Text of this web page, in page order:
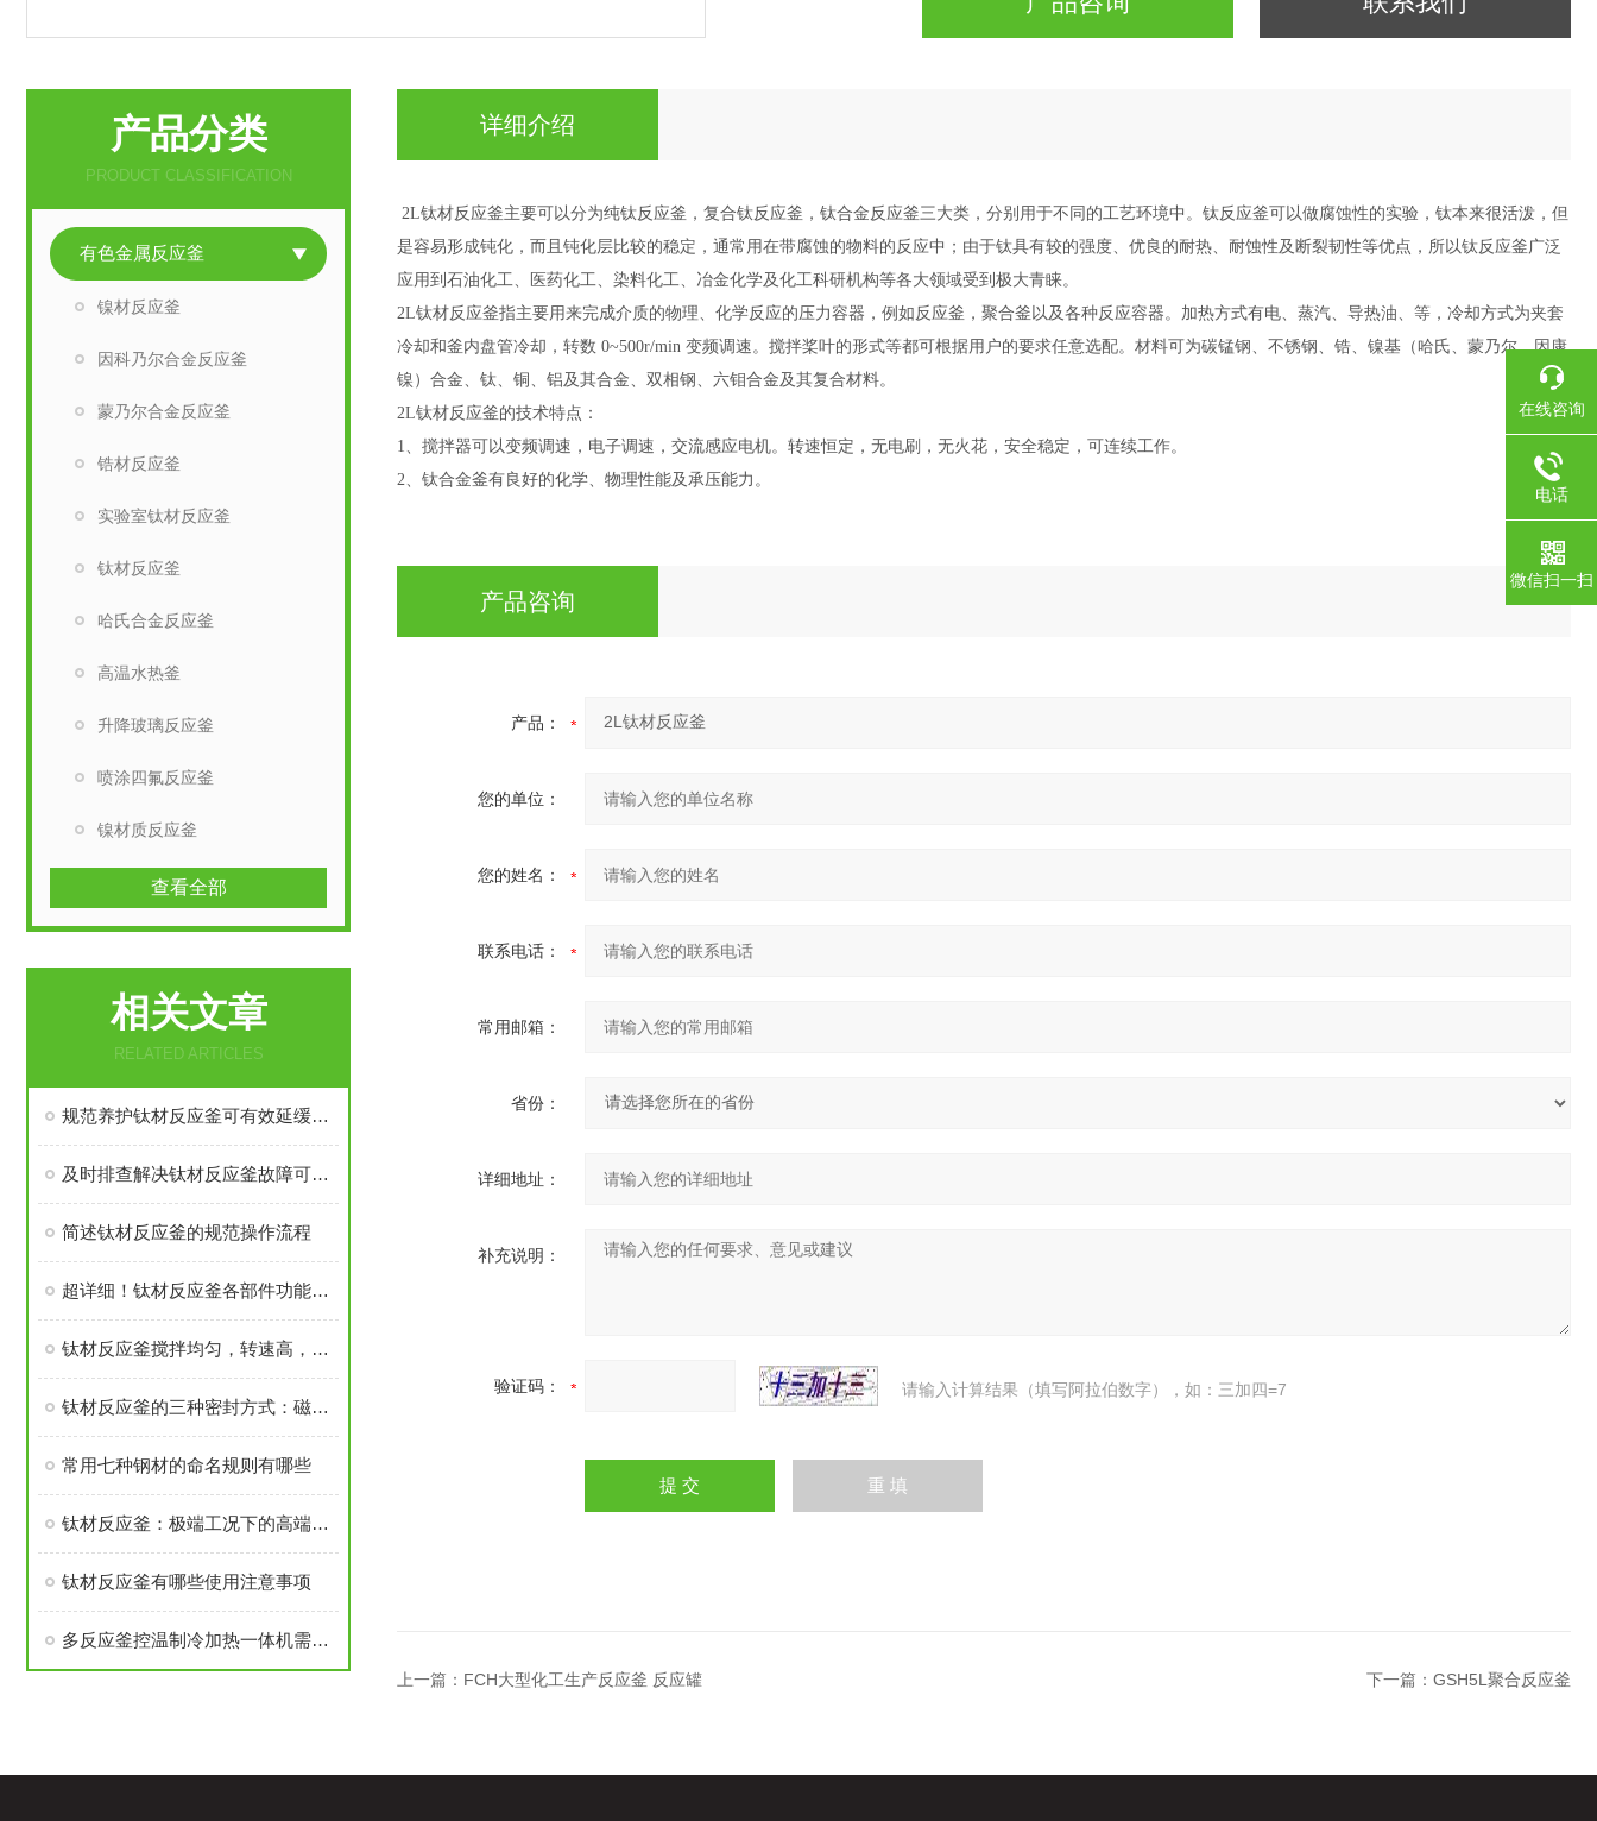
产品分类
PRODUCT CLASSIFICATION
有色金属反应釜
镍材反应釜
因科乃尔合金反应釜
蒙乃尔合金反应釜
锆材反应釜
实验室钛材反应釜
钛材反应釜
哈氏合金反应釜
高温水热釜
升降玻璃反应釜
喷涂四氟反应釜
镍材质反应釜
查看全部
相关文章
RELATED ARTICLES
规范养护钛材反应釜可有效延缓部件损耗
及时排查解决钛材反应釜故障可有效维护的运行状态
简述钛材反应釜的规范操作流程
超详细！钛材反应釜各部件功能特点全分享
钛材反应釜搅拌均匀，转速高，可搅拌粘度不大的物料
钛材反应釜的三种密封方式：磁力密封，机械密封，填料密封
常用七种钢材的命名规则有哪些
钛材反应釜：极端工况下的高端化工装备核心之选
钛材反应釜有哪些使用注意事项
多反应釜控温制冷加热一体机需注意安装过程有那些
详细介绍
2L钛材反应釜主要可以分为纯钛反应釜，复合钛反应釜，钛合金反应釜三大类，分别用于不同的工艺环境中。钛反应釜可以做腐蚀性的实验，钛本来很活泼，但
是容易形成钝化，而且钝化层比较的稳定，通常用在带腐蚀的物料的反应中；由于钛具有较的强度、优良的耐热、耐蚀性及断裂韧性等优点，所以钛反应釜广泛
应用到石油化工、医药化工、染料化工、冶金化学及化工科研机构等各大领域受到极大青睐。
2L钛材反应釜指主要用来完成介质的物理、化学反应的压力容器，例如反应釜，聚合釜以及各种反应容器。加热方式有电、蒸汽、导热油、等，冷却方式为夹套
冷却和釜内盘管冷却，转数 0~500r/min 变频调速。搅拌桨叶的形式等都可根据用户的要求任意选配。材料可为碳锰钢、不锈钢、锆、镍基（哈氏、蒙乃尔、因康
镍）合金、钛、铜、铝及其合金、双相钢、六钼合金及其复合材料。
2L钛材反应釜的技术特点：
1、搅拌器可以变频调速，电子调速，交流感应电机。转速恒定，无电刷，无火花，安全稳定，可连续工作。
2、钛合金釜有良好的化学、物理性能及承压能力。
产品咨询
产品：
您的单位：
您的姓名：
联系电话：
常用邮箱：
省份：
详细地址：
补充说明：
验证码： 请输入计算结果（填写阿拉伯数字），如：三加四=7
上一篇： FCH大型化工生产反应釜 反应罐 下一篇： GSH5L聚合反应釜
在线咨询
电话
微信扫一扫